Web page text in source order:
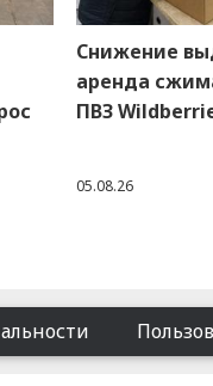
Снижение
аренда
ПВЗ
05.08.26